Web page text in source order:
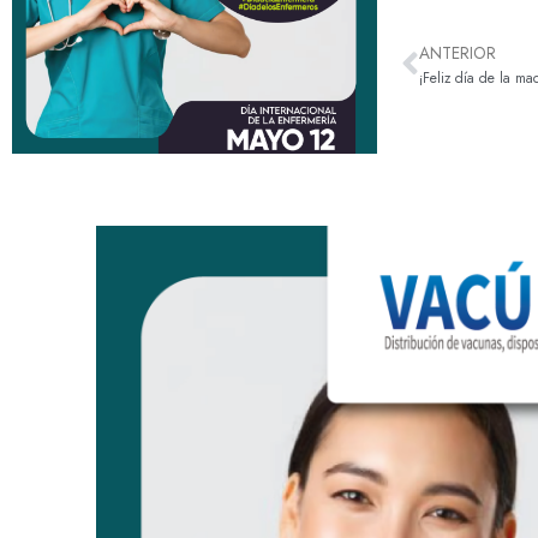
ANTERIOR
¡Feliz día de la